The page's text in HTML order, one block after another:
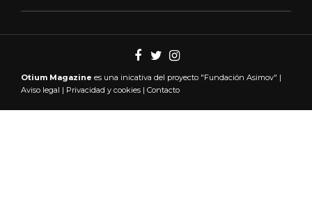
Otium Magazine es una inicativa del proyecto "Fundación Asimov" |
Aviso legal | Privacidad y cookies | Contacto